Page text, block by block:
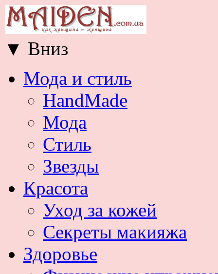
▼ Вниз
Мода и стиль
HandMade
Мода
Стиль
Звезды
Красота
Уход за кожей
Секреты макияжа
Здоровье